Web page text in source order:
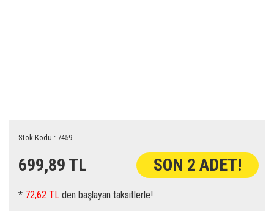
Stok Kodu : 7459
699,89 TL SON 2 ADET!
* 72,62 TL den başlayan taksitlerle!